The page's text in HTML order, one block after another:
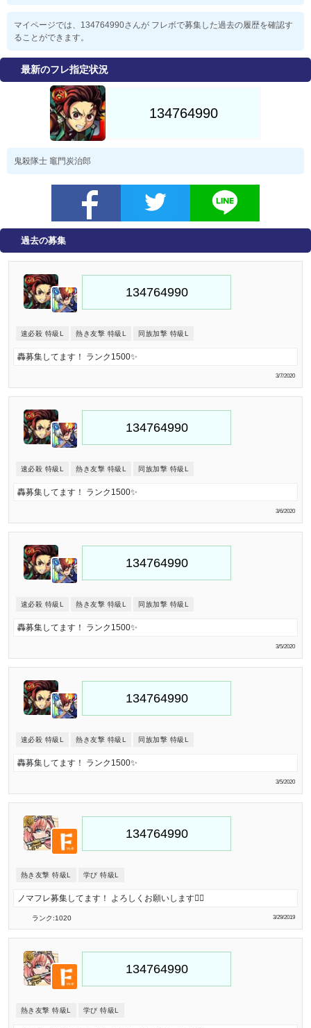
マイページでは、134764990さんが フレボで募集した過去の履歴を確認す
ることができます。
最新のフレ指定状況
鬼殺隊士 竈門炭治郎
過去の募集
速必殺 特級L 熱き友撃 特級L 同族加撃 特級L
轟募集してます！ ランク1500✨
3/7/2020
速必殺 特級L 熱き友撃 特級L 同族加撃 特級L
轟募集してます！ ランク1500✨
3/6/2020
速必殺 特級L 熱き友撃 特級L 同族加撃 特級L
轟募集してます！ ランク1500✨
3/5/2020
速必殺 特級L 熱き友撃 特級L 同族加撃 特級L
轟募集してます！ ランク1500✨
3/5/2020
熱き友撃 特級L 学び 特級L
ノマフレ募集してます！ よろしくお願いします🙇‍♂️
ランク:1020 3/29/2019
熱き友撃 特級L 学び 特級L